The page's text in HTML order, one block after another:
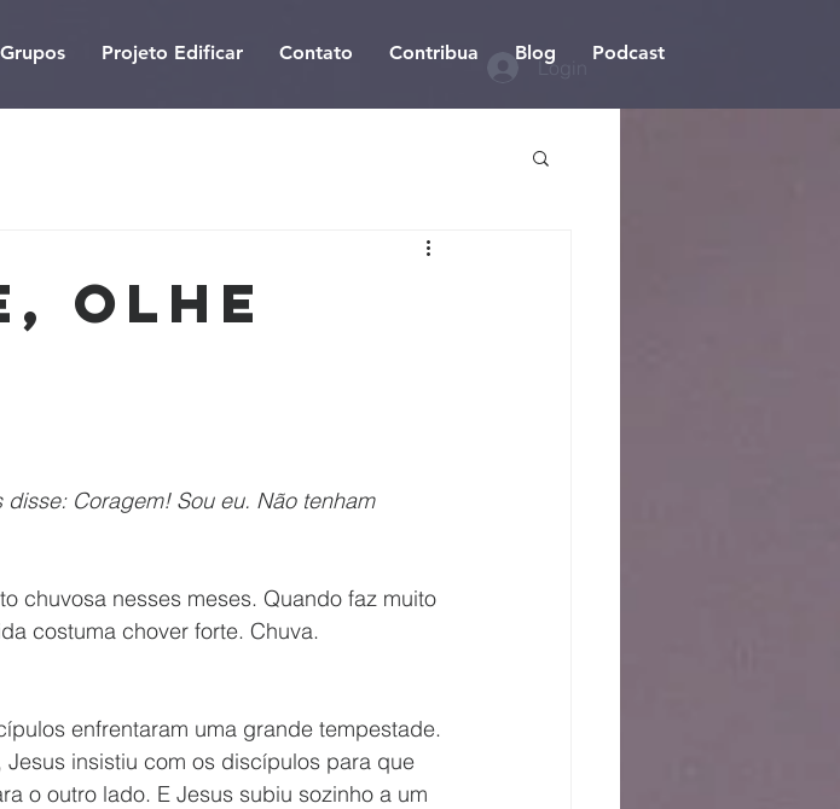
Projeto Edificar Contato Contribua Blog Podcast
Login
olhe
Coragem! Sou eu. Não tenham
costuma chover forte. Chuva.
insistiu com os discípulos para que
o outro lado. E Jesus subiu sozinho a um